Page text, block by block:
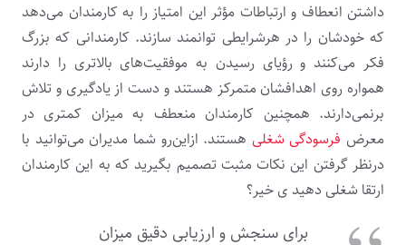
داشتن انعطاف و ارتباطات مؤثر این امتیاز را به کارمندان می‌دهد
که خودشان را در هرشرایطی توانمند سازند. کارمندانی که بزرگ
فکر می‌کنند و رؤیای رسیدن به موفقیت‌های بالاتری را دارند
همواره روی اهدافشان متمرکز هستند و دست از یادگیری و تلاش
برنمی‌دارند. همچنین کارمندان منعطف به میزان کمتری در
معرض فرسودگی شغلی هستند. ازاین‌رو شما مدیران می‌توانید با
درنظر گرفتن این نکات مثبت تصمیم بگیرید که به این کارمندان
ارتقا شغلی دهید ی خیر؟
برای سنجش و ارزیابی دقیق میزان